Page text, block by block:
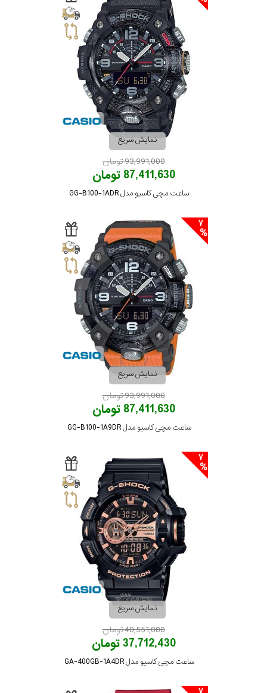
نمایش سریع
93,991,000 تومان
87,411,630 تومان
ساعت مچی کاسیو مدل GG-B100-1ADR
نمایش سریع
93,991,000 تومان
87,411,630 تومان
ساعت مچی کاسیو مدل GG-B100-1A9DR
نمایش سریع
40,551,000 تومان
37,712,430 تومان
ساعت مچی کاسیو مدل GA-400GB-1A4DR